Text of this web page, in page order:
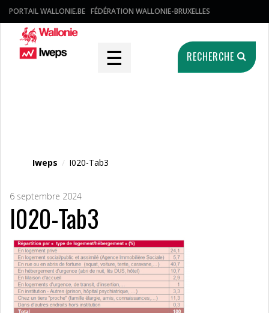
PORTAIL WALLONIE.BE FÉDÉRATION WALLONIE-BRUXELLES
☰ RECHERCHE
Iweps / I020-Tab3
6 septembre 2024
I020-Tab3